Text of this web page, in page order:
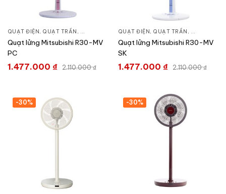
QUẠT ĐIỆN, QUẠT TRẦN , QUẠT ĐỨNG
Quạt lửng Mitsubishi R30-MV
PC
1.477.000 ₫ 2.110.000₫
QUẠT ĐIỆN, QUẠT TRẦN , QUẠT
Quạt lửng Mitsubishi R30-MV
SK
1.477.000 ₫ 2.110.000₫
-30% -30%